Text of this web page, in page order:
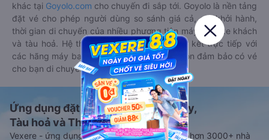
khác tại Goyolo.com cho chuyến đi sắp tới. Goyolo là nền tảng
đặt vé cho phép người dùng so sánh giá cả, giờ khởi hành,
thời gian di chuyển của nhiều phương tiện máy bay, xe khách
và tàu hoả. Hệ thống của Goyolo được liên kết trực tiếp với
các hãng máy bay, xe khách và tàu hoả, luôn đảm bảo có vé
cho bạn di chuyển.
Ứng dụng đặt vé Xe khách, Máy bay,
Tàu hoả và Thuê xe
Vexere - ứng dụng đặt vé đa phương tiện với hơn 3000+ nhà